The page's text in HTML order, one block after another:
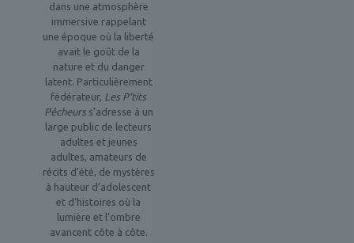
dans une atmosphère
immersive rappelant
une époque où la liberté
avait le goût de la
nature et du danger
latent. Particulièrement
fédérateur, Les P’tits
Pêcheurs s’adresse à un
large public de lecteurs
adultes et jeunes
adultes, amateurs de
récits d’été, de mystères
à hauteur d’adolescent
et d’histoires où la
lumière et l’ombre
avancent côte à côte.